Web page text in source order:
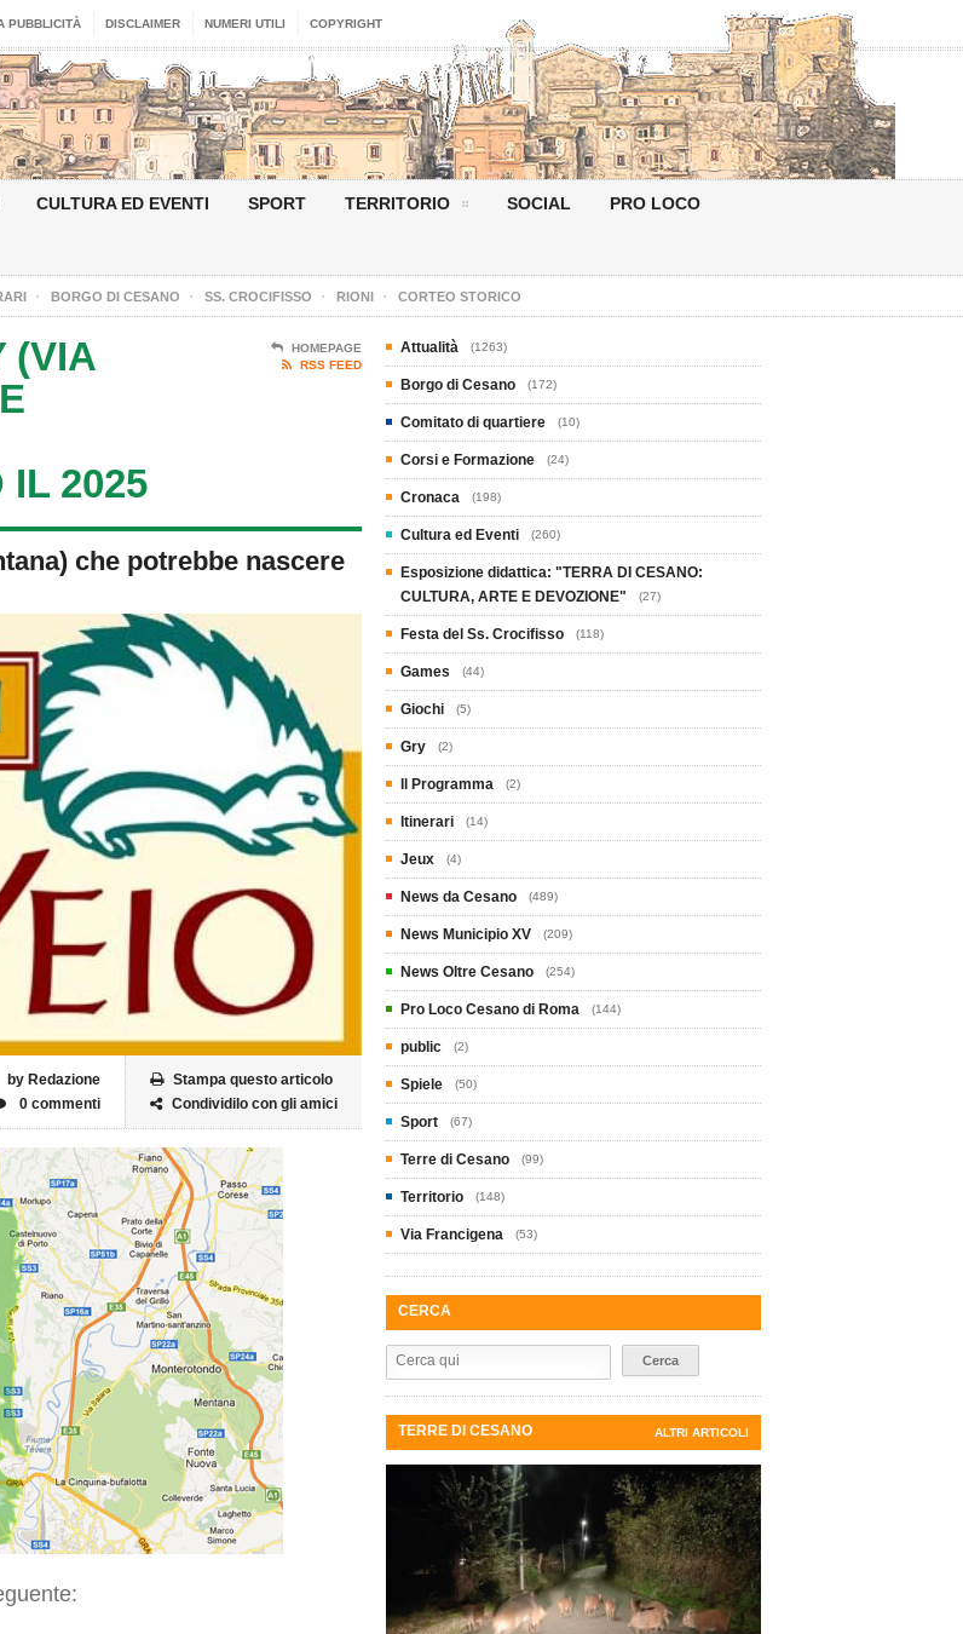
PUBBLICITÀ DISCLAIMER NUMERI UTILI COPYRIGHT
CULTURA ED EVENTI SPORT TERRITORIO SOCIAL PRO LOCO
BORGO DI CESANO SS. CROCIFISSO RIONI CORTEO STORICO
(VIA
IL 2025
HOMEPAGE
RSS FEED
che potrebbe nascere
Stampa questo articolo
Condividilo con gli amici
by Redazione
0 commenti
Attualità (1263)
Borgo di Cesano (172)
Comitato di quartiere (10)
Corsi e Formazione (24)
Cronaca (198)
Cultura ed Eventi (260)
Esposizione didattica: "TERRA DI CESANO:
CULTURA, ARTE E DEVOZIONE"
(27)
Festa del Ss. Crocifisso (118)
Games (44)
Giochi (5)
Gry (2)
Il Programma (2)
Itinerari (14)
Jeux (4)
News da Cesano (489)
News Municipio XV (209)
News Oltre Cesano (254)
Pro Loco Cesano di Roma (144)
public (2)
Spiele (50)
Sport (67)
Terre di Cesano (99)
Territorio (148)
Via Francigena (53)
CERCA
TERRE DI CESANO ALTRI ARTICOLI